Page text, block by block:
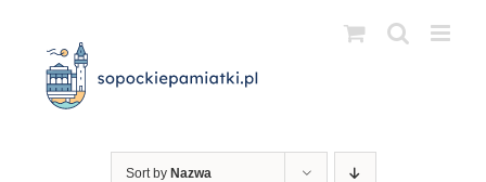
zawartości
Sort by Nazwa